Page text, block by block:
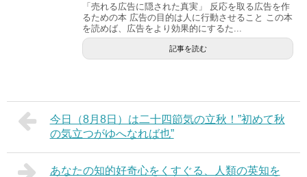
「売れる広告に隠された真実」 反応を取る広告を作
るための本 広告の目的は人に行動させること この本
を読めば、広告をより効果的にするた...
記事を読む
今日（8月8日）は二十四節気の立秋！”初めて秋
の気立つがゆへなれば也”
あなたの知的好奇心をくすぐる、人類の英知を